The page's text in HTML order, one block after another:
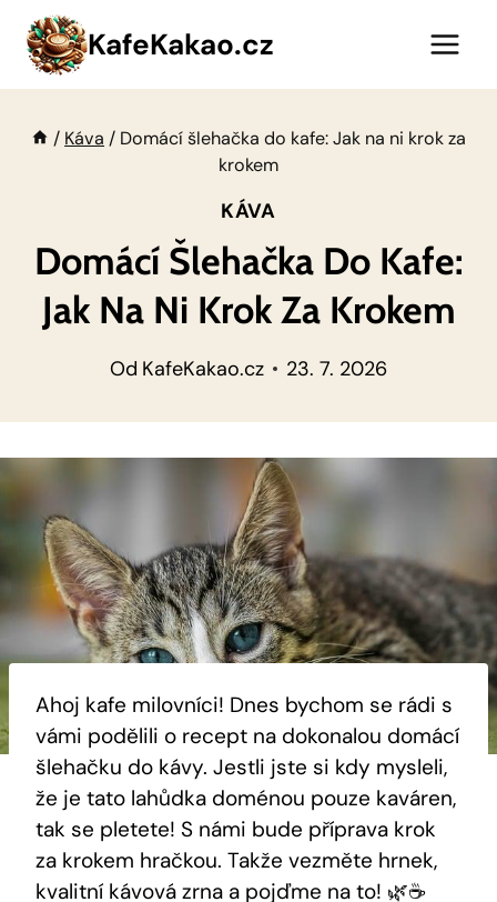
Přeskočit
obsah
KafeKakao.cz
/ Káva / Domácí šlehačka do kafe: Jak na ni krok za
krokem
KÁVA
Domácí Šlehačka Do Kafe:
Jak Na Ni Krok Za Krokem
Od KafeKakao.cz 23. 7. 2026
Ahoj kafe milovníci! Dnes bychom se rádi s
vámi podělili o recept na dokonalou domácí
šlehačku do kávy. Jestli jste si kdy mysleli,
že je tato lahůdka doménou pouze kaváren,
tak se pletete! S námi bude příprava krok
za krokem hračkou. Takže vezměte hrnek,
kvalitní kávová zrna a pojďme na to! 🌿☕